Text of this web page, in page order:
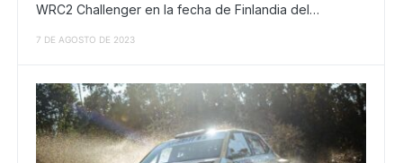
WRC2 Challenger en la fecha de Finlandia del…
7 DE AGOSTO DE 2023